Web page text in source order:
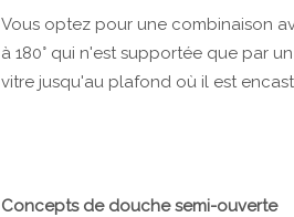
Vous optez pour une combinaison
à 180° qui n'est supportée que par
vitre jusqu'au plafond où il est
Concepts de douche semi-ouverte